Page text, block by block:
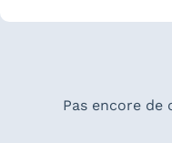
Pas encore de